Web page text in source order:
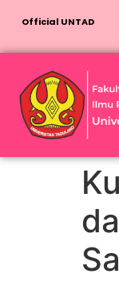
Official UNTAD